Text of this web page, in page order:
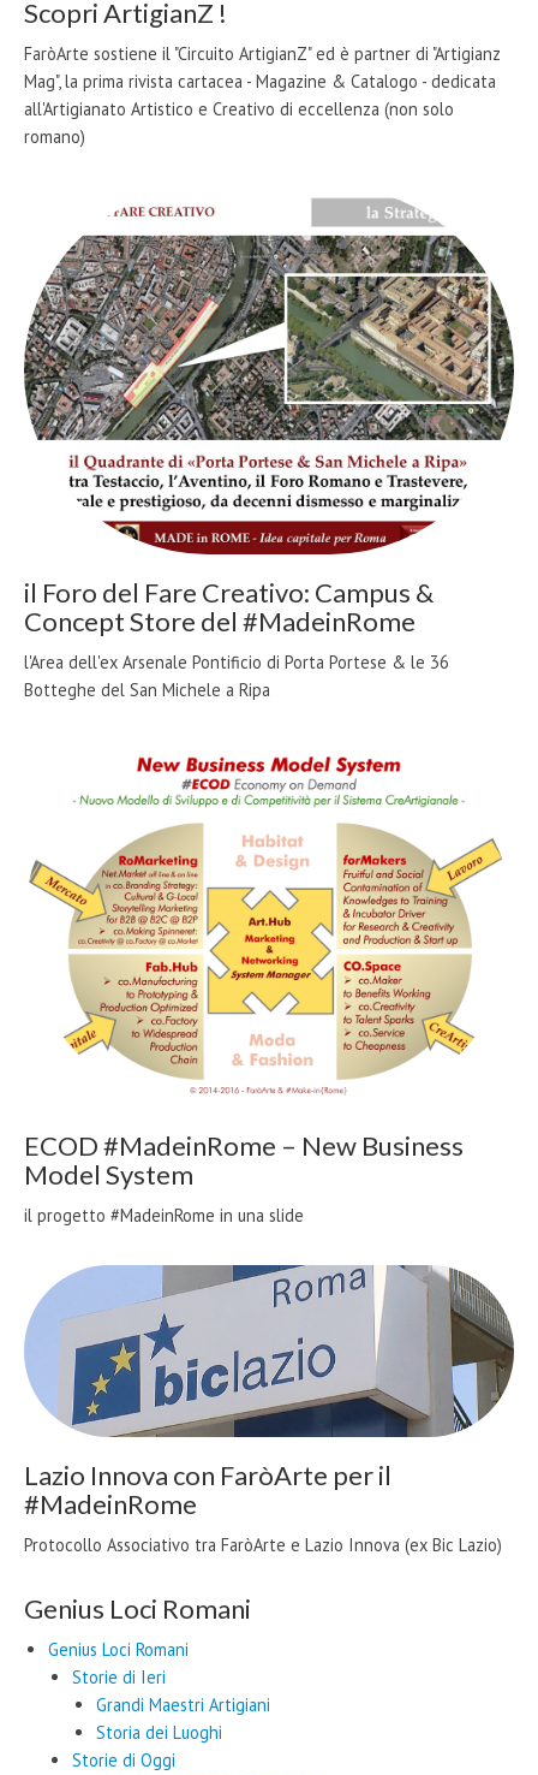
Scopri ArtigianZ !
FaròArte sostiene il "Circuito ArtigianZ" ed è partner di "Artigianz
Mag", la prima rivista cartacea - Magazine & Catalogo - dedicata
all'Artigianato Artistico e Creativo di eccellenza (non solo
romano)
il Foro del Fare Creativo: Campus &
Concept Store del #MadeinRome
l'Area dell'ex Arsenale Pontificio di Porta Portese & le 36
Botteghe del San Michele a Ripa
ECOD #MadeinRome – New Business
Model System
il progetto #MadeinRome in una slide
Lazio Innova con FaròArte per il
#MadeinRome
Protocollo Associativo tra FaròArte e Lazio Innova (ex Bic Lazio)
Genius Loci Romani
Genius Loci Romani
Storie di Ieri
Grandi Maestri Artigiani
Storia dei Luoghi
Storie di Oggi